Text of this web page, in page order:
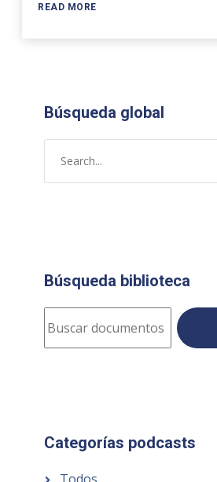
READ MORE
Búsqueda global
Búsqueda biblioteca
Categorías podcasts